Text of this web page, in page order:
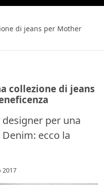
di jeans per Mother
collezione di jeans
per una
ecco la
2017